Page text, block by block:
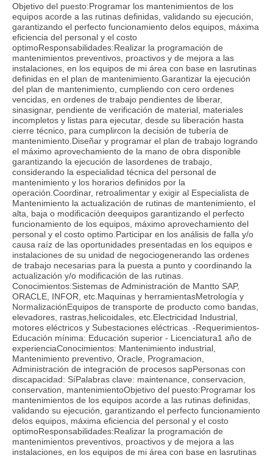
Objetivo del puesto:Programar los mantenimientos de los
equipos acorde a las rutinas definidas, validando su ejecución,
garantizando el perfecto funcionamiento delos equipos, máxima
eficiencia del personal y el costo
optimoResponsabilidades:Realizar la programación de
mantenimientos preventivos, proactivos y de mejora a las
instalaciones, en los equipos de mi área con base en lasrutinas
definidas en el plan de mantenimiento.Garantizar la ejecución
del plan de mantenimiento, cumpliendo con cero ordenes
vencidas, en ordenes de trabajo pendientes de liberar,
sinasignar, pendiente de verificación de material, materiales
incompletos y listas para ejecutar, desde su liberación hasta
cierre técnico, para cumplircon la decisión de tubería de
mantenimiento.Diseñar y programar el plan de trabajo logrando
el máximo aprovechamiento de la mano de obra disponible
garantizando la ejecución de lasordenes de trabajo,
considerando la especialidad técnica del personal de
mantenimiento y los horarios definidos por la
operación.Coordinar, retroalimentar y exigir al Especialista de
Mantenimiento la actualización de rutinas de mantenimiento, el
alta, baja o modificación deequipos garantizando el perfecto
funcionamiento de los equipos, máximo aprovechamiento del
personal y el costo optimo.Participar en los análisis de falla y/o
causa raíz de las oportunidades presentadas en los equipos e
instalaciones de su unidad de negociogenerando las ordenes
de trabajo necesarias para la puesta a punto y coordinando la
actualización y/o modificación de las rutinas.
Conocimientos:Sistemas de Administración de Mantto SAP,
ORACLE, INFOR, etc.Maquinas y herramientasMetrología y
NormalizaciónEquipos de transporte de producto como bandas,
elevadores, rastras,helicoidales, etc.Electricidad Industrial,
motores eléctricos y Subestaciones eléctricas. -Requerimientos-
Educación mínima: Educación superior - Licenciatura1 año de
experienciaConocimientos: Mantenimiento industrial,
Mantenimiento preventivo, Oracle, Programacion,
Administración de integración de procesos sapPersonas con
discapacidad: SíPalabras clave: maintenance, conservacion,
conservation, mantenimientoObjetivo del puesto:Programar los
mantenimientos de los equipos acorde a las rutinas definidas,
validando su ejecución, garantizando el perfecto funcionamiento
delos equipos, máxima eficiencia del personal y el costo
optimoResponsabilidades:Realizar la programación de
mantenimientos preventivos, proactivos y de mejora a las
instalaciones, en los equipos de mi área con base en lasrutinas